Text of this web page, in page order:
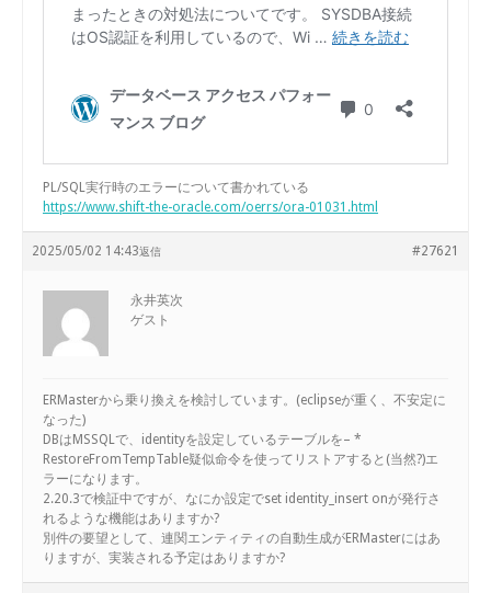
PL/SQL実行時のエラーについて書かれている
https://www.shift-the-oracle.com/oerrs/ora-01031.html
2025/05/02 14:43 #27621
返信
永井英次
ゲスト
ERMasterから乗り換えを検討しています。(eclipseが重く、不安定に
なった)
DBはMSSQLで、identityを設定しているテーブルを– *
RestoreFromTempTable疑似命令を使ってリストアすると(当然?)エ
ラーになります。
2.20.3で検証中ですが、なにか設定でset identity_insert onが発行さ
れるような機能はありますか?
別件の要望として、連関エンティティの自動生成がERMasterにはあ
りますが、実装される予定はありますか?